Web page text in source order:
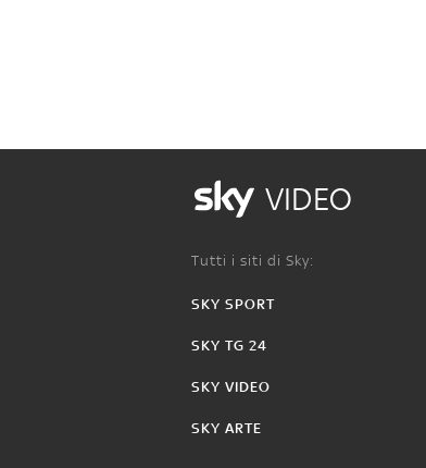
VIDEO
Tutti i siti di Sky:
SKY SPORT
SKY TG 24
SKY VIDEO
SKY ARTE